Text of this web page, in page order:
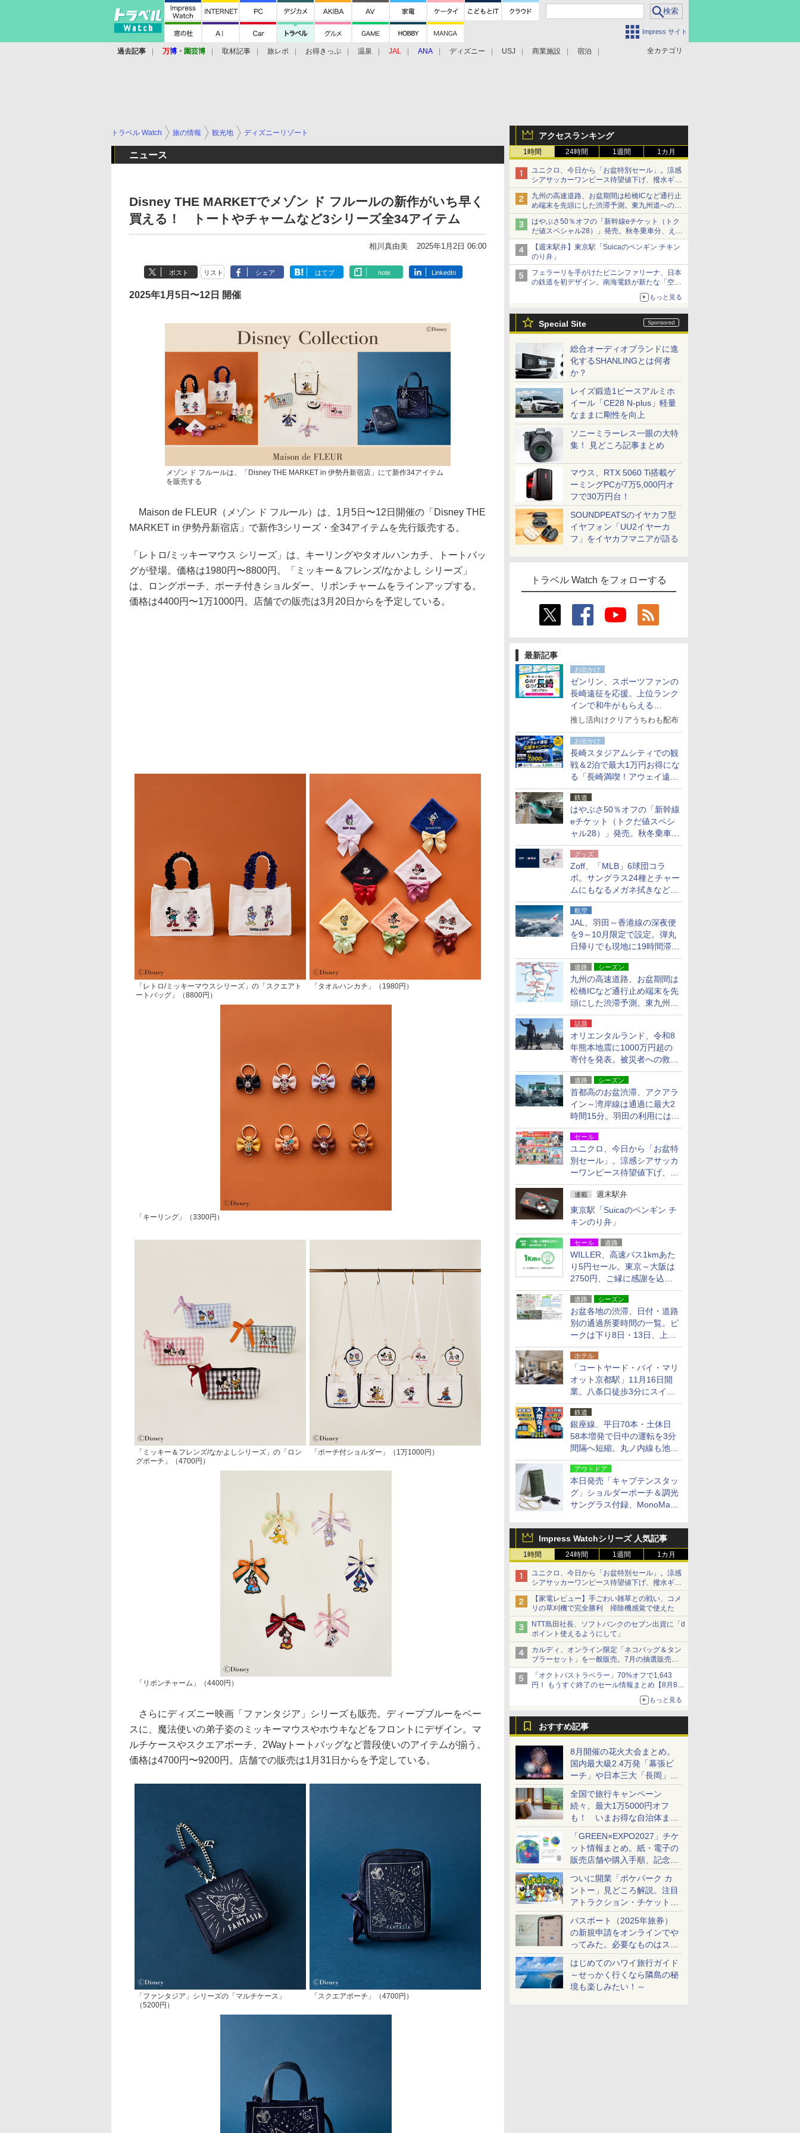
Impress サイト
全カテゴリ
過去記事 万博 ・ 園芸博 取材記事 旅レポ お得きっぷ 温泉 JAL ANA ディズニー USJ 商業施設 宿泊
アクセスランキング
1時間 24時間 1週間 1カ月
ユニクロ、今日から「お盆特別セール」。涼感
シアサッカーワンピース待望値下げ、撥水ギア
ショーツは1990円に
九州の高速道路、お盆期間は松橋ICなど通行止
め端末を先頭にした渋滞予測。東九州道への迂
回は料金調整を実施
はやぶさ50％オフの「新幹線eチケット（トク
だ値スペシャル28）」発売。秋冬乗車分、えき
ねっと限定
【週末駅弁】東京駅「Suicaのペンギン チキン
のり弁」
フェラーリを手がけたピニンファリーナ、日本
の鉄道を初デザイン。南海電鉄が新たな「空港
もっと見る
Special Site
総合オーディオブランドに進
化するSHANLINGとは何者
か？
レイズ鍛造1ピースアルミホ
イール「CE28 N-plus」軽量
なままに剛性を向上
ソニーミラーレス一眼の大特
集！ 見どころ記事まとめ
マウス、RTX 5060 Ti搭載ゲ
ーミングPCが7万5,000円オ
フで30万円台！
SOUNDPEATSのイヤカフ型
イヤフォン「UU2イヤーカ
フ」をイヤカフマニアが語る
トラベル Watch をフォローする
最新記事
お出かけ
ゼンリン、スポーツファンの
長崎遠征を応援。上位ランク
インで和牛がもらえる
「GO！GO！長崎スタンプラ
推し活向けクリアうちわも配布
お出かけ
長崎スタジアムシティでの観
戦＆2泊で最大1万円お得にな
る「長崎満喫！アウェイ遠征
応援キャンペーン」
鉄道
はやぶさ50％オフの「新幹線
eチケット（トクだ値スペシ
ャル28）」発売。秋冬乗車
分、えきねっと限定
グッズ
Zoff、「MLB」6球団コラ
ボ。サングラス24種とチャー
ムにもなるメガネ拭きなど雑
貨24種
航空
JAL、羽田～香港線の深夜便
を9～10月限定で設定。弾丸
日帰りでも現地に19時間滞在
できる
道路 シーズン
九州の高速道路、お盆期間は
松橋ICなど通行止め端末を先
頭にした渋滞予測。東九州道
への迂回は料金調整を実施
話題
オリエンタルランド、令和8
年熊本地震に1000万円超の
寄付を発表。被災者への救援
活動・復旧支援
道路 シーズン
首都高のお盆渋滞、アクアラ
イン～湾岸線は通過に最大2
時間15分。羽田の利用には
「空港西出口」の利用検討を
セール
ユニクロ、今日から「お盆特
別セール」。涼感シアサッカ
ーワンピース待望値下げ、撥
水ギアショーツは1990円に
連載 週末駅弁
東京駅「Suicaのペンギン チ
キンのり弁」
セール 道路
WILLER、高速バス1kmあた
り5円セール。東京～大阪は
2750円、ご縁に感謝を込め
た20周年記念キャンペーン
道路 シーズン
お盆各地の渋滞、日付・道路
別の通過所要時間の一覧。ピ
ークは下り8日・13日、上り
14日・15日
ホテル
「コートヤード・バイ・マリ
オット京都駅」11月16日開
業。八条口徒歩3分にスイー
ト含む全270室、ダイニング
も併設
鉄道
銀座線、平日70本・土休日
58本増発で日中の運転を3分
間隔へ短縮。丸ノ内線も池袋
～中野坂上を4分間隔に
アウトドア
本日発売「キャプテンスタッ
グ」ショルダーポーチ＆調光
サングラス付録、MonoMax
Impress Watchシリーズ 人気記事
1時間 24時間 1週間 1カ月
ユニクロ、今日から「お盆特別セール」。涼感
シアサッカーワンピース待望値下げ、撥水ギア
ショーツは1990円に
【家電レビュー】手ごわい雑草との戦い、コメ
リの草刈機で完全勝利 掃除機感覚で使えた
NTT島田社長、ソフトバンクのセブン出資に「d
ポイント使えるようにして」
カルディ、オンライン限定「ネコバッグ＆タン
ブラーセット」を一般販売。7月の抽選販売の
当選無効分
「オクトパストラベラー」70%オフで1,643
円！ もうすぐ終了のセール情報まとめ【8月8日
ニンテンドーeショップでは「大神 絶景版」が
もっと見る
おすすめ記事
8月開催の花火大会まとめ。
国内最大級2.4万発「幕張ビ
ーチ」や日本三大「長岡」な
ど大型イベント目白押し！
全国で旅行キャンペーン
続々、最大1万5000円オフ
も！ いまお得な自治体まと
め
「GREEN×EXPO2027」チケ
ット情報まとめ。紙・電子の
販売店舗や購入手順、記念チ
ケットも解説
ついに開業「ポケパーク カ
ントー」見どころ解説。注目
アトラクション・チケット手
配・来場前に必要な準備は？
パスポート（2025年旅券）
の新規申請をオンラインでや
ってみた。必要なものはスマ
ホとマイナカードのみ
はじめてのハワイ旅行ガイド
～せっかく行くなら隣島の秘
境も楽しみたい！～
トラベル Watch 旅の情報 観光地 ディズニーリゾート
ニュース
Disney THE MARKETでメゾン ド フルールの新作がいち早く
買える！ トートやチャームなど3シリーズ全34アイテム
相川真由美 2025年1月2日 06:00
ポスト リスト シェア はてブ note LinkedIn
2025年1月5日〜12日 開催
メゾン ド フルールは、「Disney THE MARKET in 伊勢丹新宿店」にて新作34アイテム
を販売する
Maison de FLEUR（メゾン ド フルール）は、1月5日〜12日開催の「Disney THE
MARKET in 伊勢丹新宿店」で新作3シリーズ・全34アイテムを先行販売する。
「レトロ/ミッキーマウス シリーズ」は、キーリングやタオルハンカチ、トートバッ
グが登場。価格は1980円〜8800円。「ミッキー＆フレンズ/なかよし シリーズ」
は、ロングポーチ、ポーチ付きショルダー、リボンチャームをラインアップする。
価格は4400円〜1万1000円。店舗での販売は3月20日からを予定している。
「レトロ/ミッキーマウスシリーズ」の「スクエアト
ートバッグ」（8800円）
「タオルハンカチ」（1980円）
「キーリング」（3300円）
「ミッキー＆フレンズ/なかよしシリーズ」の「ロン
グポーチ」（4700円）
「ポーチ付ショルダー」（1万1000円）
「リボンチャーム」（4400円）
さらにディズニー映画「ファンタジア」シリーズも販売。ディープブルーをベー
スに、魔法使いの弟子姿のミッキーマウスやホウキなどをフロントにデザイン。マ
ルチケースやスクエアポーチ、2Wayトートバッグなど普段使いのアイテムが揃う。
価格は4700円〜9200円。店舗での販売は1月31日からを予定している。
「ファンタジア」シリーズの「マルチケース」
（5200円）
「スクエアポーチ」（4700円）